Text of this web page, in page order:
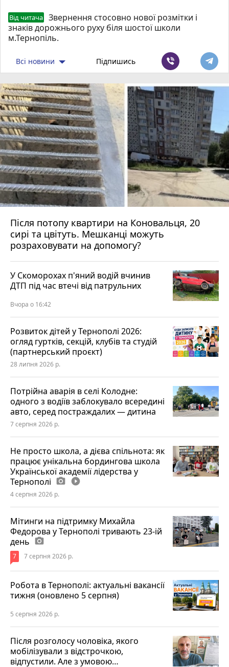
Від читача
Звернення стосовно нової розмітки і
знаків дорожнього руху біля шостої школи
м.Тернопіль.
Всі новини Підпишись
Після потопу квартири на Коновальця, 20
сирі та цвітуть. Мешканці можуть
розраховувати на допомогу?
У Скоморохах п'яний водій вчинив
ДТП під час втечі від патрульних
Вчора о 16:42
Розвиток дітей у Тернополі 2026:
огляд гуртків, секцій, клубів та студій
(партнерський проєкт)
28 липня 2026 р.
Потрійна аварія в селі Колодне:
одного з водіїв заблокувало всередині
авто, серед постраждалих — дитина
7 серпня 2026 р.
Не просто школа, а дієва спільнота: як
працює унікальна бордингова школа
Української академії лідерства у
Тернополі photo_camera play_circle_filled
4 серпня 2026 р.
Мітинги на підтримку Михайла
Федорова у Тернополі тривають 23-ій
день photo_camera
7 7 серпня 2026 р.
Робота в Тернополі: актуальні вакансії
тижня (оновлено 5 серпня)
5 серпня 2026 р.
Після розголосу чоловіка, якого
мобілізували з відстрочкою,
відпустили. Але з умовою…